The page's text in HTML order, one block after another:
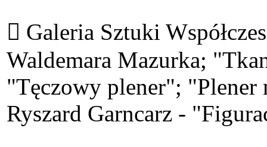
 Galeria Sztuki
Waldemara Mazurka;
"Tęczowy plener"; "Plener
Ryszard Garncarz -